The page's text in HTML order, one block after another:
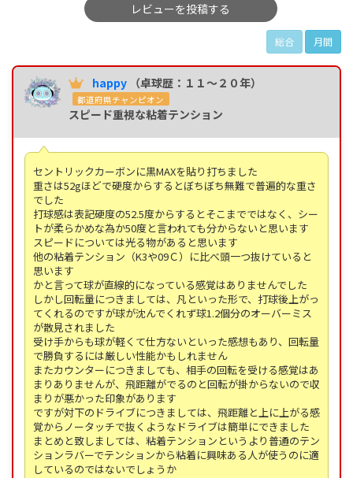
レビューを投稿する
総合 月間
happy （卓球歴：１１～２０年）
都道府県チャンピオン
スピード重視な粘着テンション
セントリックカーボンに黒MAXを貼り打ちました
重さは52gほどで硬度からするとぼちぼち無難で普遍的な重さ
でした
打球感は表記硬度の52.5度からするとそこまでではなく、シー
トが柔らかめな為か50度と言われても分からないと思います
スピードについては光る物があると思います
他の粘着テンション（K3や09Ｃ）に比べ頭一つ抜けていると
思います
かと言って球が直線的になっている感覚はありませんでした
しかし回転量につきましては、凡といった形で、打球後上がっ
てくれるのですが球が沈んでくれず球1.2個分のオーバーミス
が散見されました
受け手からも球が軽くて仕方ないといった感想もあり、回転量
で勝負するには厳しい性能かもしれません
またカウンターにつきましても、相手の回転を受ける感覚はあ
まりありませんが、飛距離がでるのと回転が掛からないので収
まりが悪かった印象があります
ですが対下のドライブにつきましては、飛距離と上に上がる感
覚からノータッチで抜くようなドライブは簡単にできました
まとめと致しましては、粘着テンションというより普通のテン
ションラバーでテンションから粘着に興味ある人が使うのに適
しているのではないでしょうか